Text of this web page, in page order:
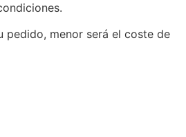
pedido, menor será el coste de